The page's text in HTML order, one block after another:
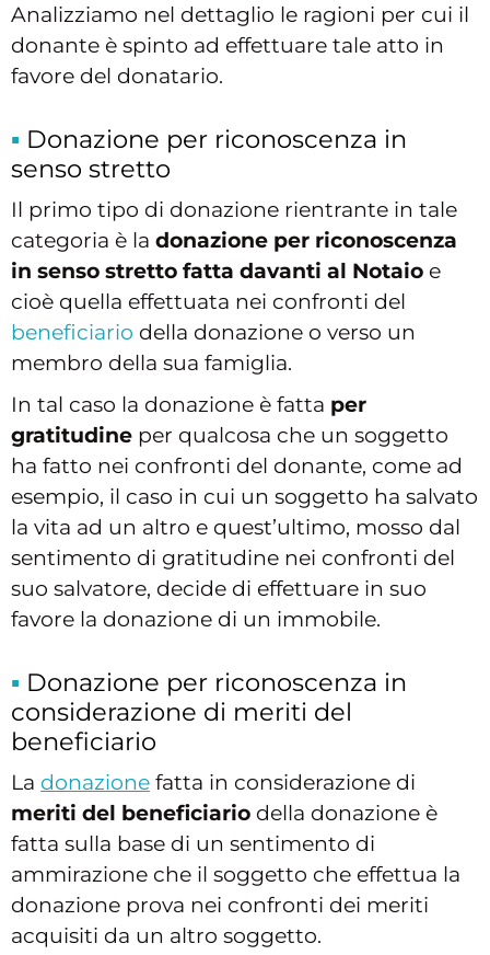
Analizziamo nel dettaglio le ragioni per cui il
donante è spinto ad effettuare tale atto in
favore del donatario.
Donazione per riconoscenza in
senso stretto
Il primo tipo di donazione rientrante in tale
categoria è la donazione per riconoscenza
in senso stretto fatta davanti al Notaio e
cioè quella effettuata nei confronti del
beneficiario della donazione o verso un
membro della sua famiglia.
In tal caso la donazione è fatta per
gratitudine per qualcosa che un soggetto
ha fatto nei confronti del donante, come ad
esempio, il caso in cui un soggetto ha salvato
la vita ad un altro e quest’ultimo, mosso dal
sentimento di gratitudine nei confronti del
suo salvatore, decide di effettuare in suo
favore la donazione di un immobile.
Donazione per riconoscenza in
considerazione di meriti del
beneficiario
La donazione fatta in considerazione di
meriti del beneficiario della donazione è
fatta sulla base di un sentimento di
ammirazione che il soggetto che effettua la
donazione prova nei confronti dei meriti
acquisiti da un altro soggetto.